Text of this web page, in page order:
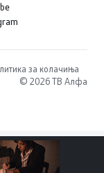
за колачиња
© 2026 ТВ Алфа